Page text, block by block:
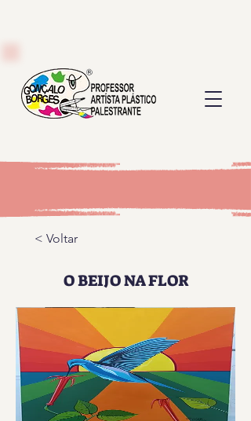
< Voltar
O BEIJO NA FLOR